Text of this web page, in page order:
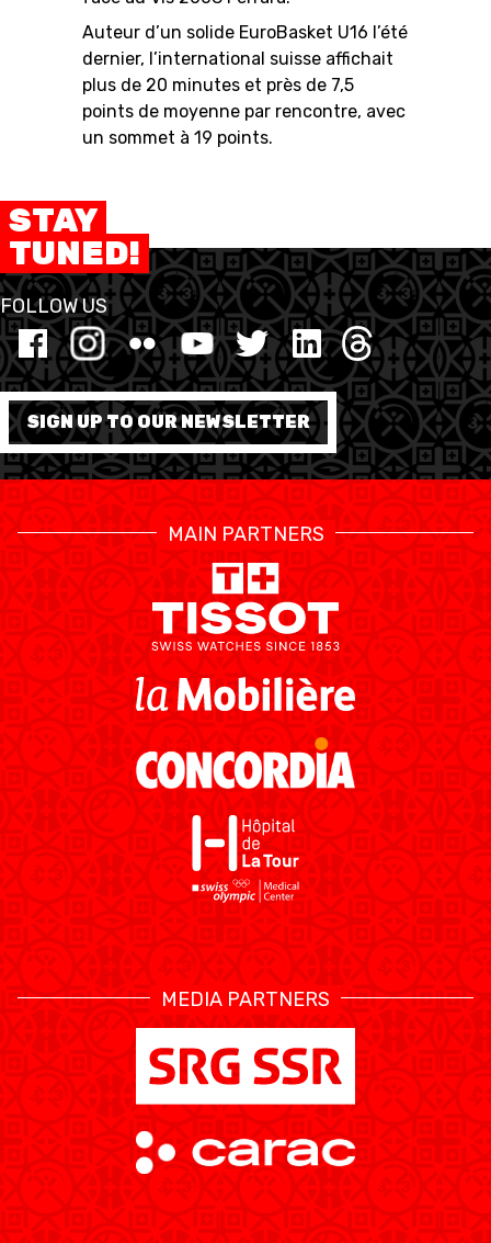
Auteur d’un solide EuroBasket U16 l’été
dernier, l’international suisse affichait
plus de 20 minutes et près de 7,5
points de moyenne par rencontre, avec
un sommet à 19 points.
STAY
TUNED!
FOLLOW US
SIGN UP TO OUR NEWSLETTER
MAIN PARTNERS
MEDIA PARTNERS